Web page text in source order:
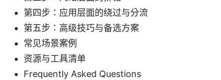
第四步：应用层面的绕过与分流
第五步：高级技巧与备选方案
常见场景案例
资源与工具清单
Frequently Asked Questions